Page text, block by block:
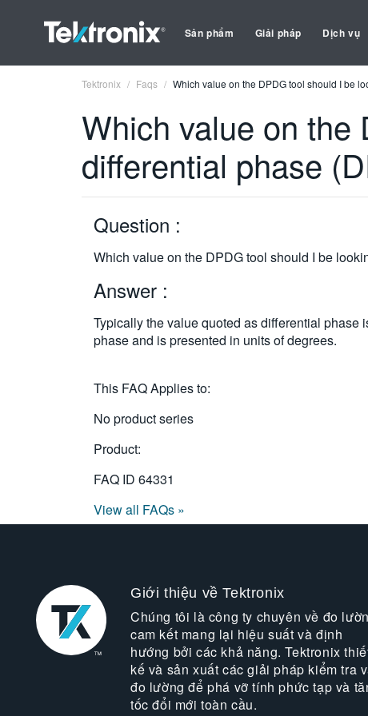
Sản phẩm Giải pháp Dịch vụ
Tektronix Faqs Which value on the DPDG tool should I be
Which value on the
differential phase
Question :
Which value on the DPDG tool should I be
Answer :
Typically the value quoted as differential phase
phase and is presented in units of degrees.
This FAQ Applies to:
No product series
Product:
FAQ ID 64331
View all FAQs »
Giới thiệu về Tektronix
Chúng tôi là công ty chuyên về đo
cam kết mang lại hiệu suất và định
hướng bởi các khả năng. Tektronix
kế và sản xuất các giải pháp kiểm tra
đo lường để phá vỡ tính phức tạp và
tốc đổi mới toàn cầu.